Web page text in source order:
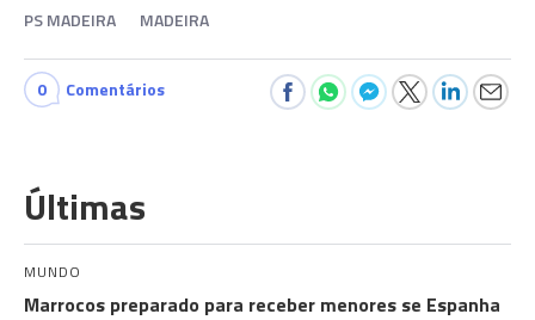
PS MADEIRA MADEIRA
0 Comentários
Últimas
MUNDO
Marrocos preparado para receber menores se Espanha